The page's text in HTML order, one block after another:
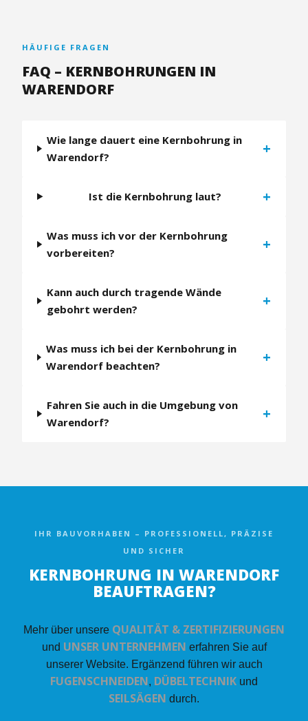
HÄUFIGE FRAGEN
FAQ – KERNBOHRUNGEN IN
WARENDORF
Wie lange dauert eine Kernbohrung in
Warendorf?
+
Ist die Kernbohrung laut? +
Was muss ich vor der Kernbohrung
vorbereiten?
+
Kann auch durch tragende Wände
gebohrt werden?
+
Was muss ich bei der Kernbohrung in
Warendorf beachten?
+
Fahren Sie auch in die Umgebung von
Warendorf?
+
IHR BAUVORHABEN – PROFESSIONELL, PRÄZISE
UND SICHER
KERNBOHRUNG IN WARENDORF
BEAUFTRAGEN?
Mehr über unsere QUALITÄT & ZERTIFIZIERUNGEN
und UNSER UNTERNEHMEN erfahren Sie auf
unserer Website. Ergänzend führen wir auch
FUGENSCHNEIDEN, DÜBELTECHNIK und
SEILSÄGEN durch.